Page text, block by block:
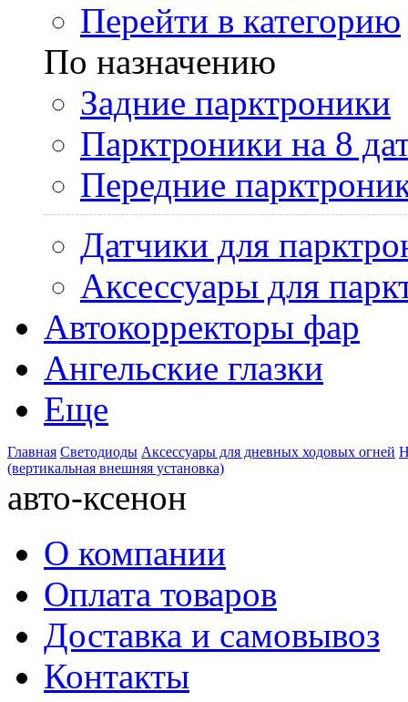
Перейти в категорию
По назначению
Задние парктроники
Парктроники на 8
Передние
Датчики для
Аксессуары для
Автокорректоры фар
Ангельские глазки
Еще
Главная Светодиоды Аксессуары для дневных ходовых огней
(вертикальная внешняя установка)
авто-ксенон
О компании
Оплата товаров
Доставка и самовывоз
Контакты